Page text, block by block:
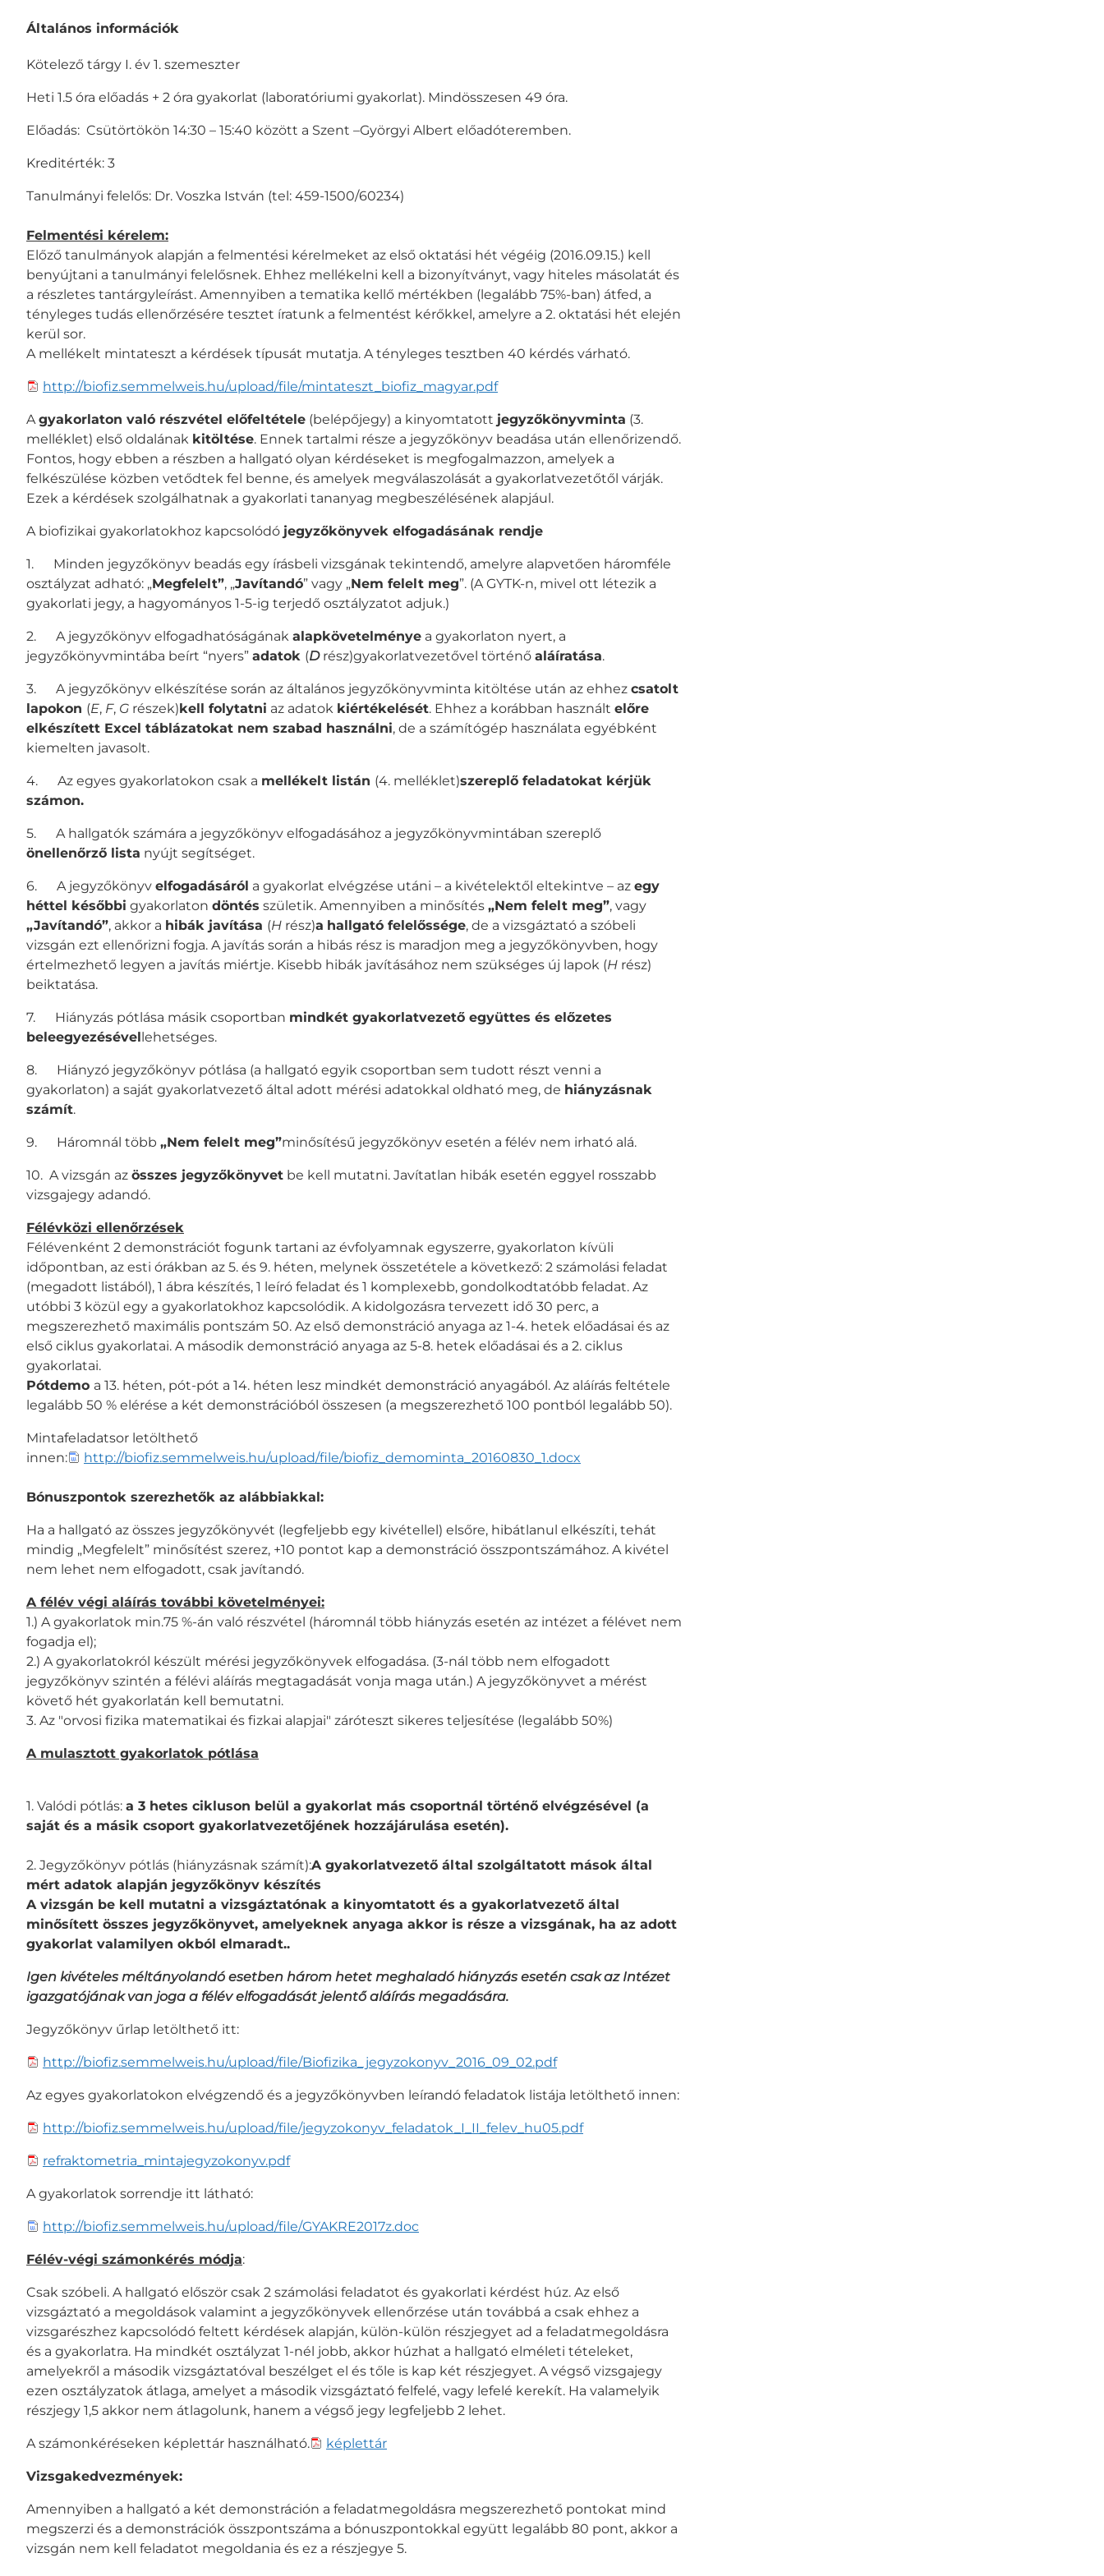
L
e
r
á
s
Általános információk
Kötelező tárgy I. év 1. szemeszter
Heti 1.5 óra előadás + 2 óra gyakorlat (laboratóriumi gyakorlat). Mindösszesen 49 óra.
Előadás: Csütörtökön 14:30 – 15:40 között a Szent –Györgyi Albert előadóteremben.
Kreditérték: 3
Tanulmányi felelős: Dr. Voszka István (tel: 459-1500/60234)
Felmentési kérelem:
Előző tanulmányok alapján a felmentési kérelmeket az első oktatási hét végéig (2016.09.15.) kell
benyújtani a tanulmányi felelősnek. Ehhez mellékelni kell a bizonyítványt, vagy hiteles másolatát és
a részletes tantárgyleírást. Amennyiben a tematika kellő mértékben (legalább 75%-ban) átfed, a
tényleges tudás ellenőrzésére tesztet íratunk a felmentést kérőkkel, amelyre a 2. oktatási hét elején
kerül sor.
A mellékelt mintateszt a kérdések típusát mutatja. A tényleges tesztben 40 kérdés várható.
http://biofiz.semmelweis.hu/upload/file/mintateszt_biofiz_magyar.pdf
A gyakorlaton való részvétel előfeltétele (belépőjegy) a kinyomtatott jegyzőkönyvminta (3.
melléklet) első oldalának kitöltése. Ennek tartalmi része a jegyzőkönyv beadása után ellenőrizendő.
Fontos, hogy ebben a részben a hallgató olyan kérdéseket is megfogalmazzon, amelyek a
felkészülése közben vetődtek fel benne, és amelyek megválaszolását a gyakorlatvezetőtől várják.
Ezek a kérdések szolgálhatnak a gyakorlati tananyag megbeszélésének alapjául.
A biofizikai gyakorlatokhoz kapcsolódó jegyzőkönyvek elfogadásának rendje
1. Minden jegyzőkönyv beadás egy írásbeli vizsgának tekintendő, amelyre alapvetően háromféle
osztályzat adható: „Megfelelt”, „Javítandó” vagy „Nem felelt meg”. (A GYTK-n, mivel ott létezik a
gyakorlati jegy, a hagyományos 1-5-ig terjedő osztályzatot adjuk.)
2. A jegyzőkönyv elfogadhatóságának alapkövetelménye a gyakorlaton nyert, a
jegyzőkönyvmintába beírt “nyers” adatok (Drész)gyakorlatvezetővel történő aláíratása.
3. A jegyzőkönyv elkészítése során az általános jegyzőkönyvminta kitöltése után az ehhez csatolt
lapokon (E, F, G részek)kell folytatni az adatok kiértékelését. Ehhez a korábban használt előre
elkészített Excel táblázatokat nem szabad használni, de a számítógép használata egyébként
kiemelten javasolt.
4. Az egyes gyakorlatokon csak a mellékelt listán (4. melléklet)szereplő feladatokat kérjük
számon.
5. A hallgatók számára a jegyzőkönyv elfogadásához a jegyzőkönyvmintában szereplő
önellenőrző lista nyújt segítséget.
6. A jegyzőkönyv elfogadásáról a gyakorlat elvégzése utáni – a kivételektől eltekintve – az egy
héttel későbbi gyakorlaton döntés születik. Amennyiben a minősítés „Nem felelt meg”, vagy
„Javítandó”, akkor a hibák javítása (H rész)a hallgató felelőssége, de a vizsgáztató a szóbeli
vizsgán ezt ellenőrizni fogja. A javítás során a hibás rész is maradjon meg a jegyzőkönyvben, hogy
értelmezhető legyen a javítás miértje. Kisebb hibák javításához nem szükséges új lapok (H rész)
beiktatása.
7. Hiányzás pótlása másik csoportban mindkét gyakorlatvezető együttes és előzetes
beleegyezésévellehetséges.
8. Hiányzó jegyzőkönyv pótlása (a hallgató egyik csoportban sem tudott részt venni a
gyakorlaton) a saját gyakorlatvezető által adott mérési adatokkal oldható meg, de hiányzásnak
számít.
9. Háromnál több „Nem felelt meg”minősítésű jegyzőkönyv esetén a félév nem irható alá.
10. A vizsgán az összes jegyzőkönyvet be kell mutatni. Javítatlan hibák esetén eggyel rosszabb
vizsgajegy adandó.
Félévközi ellenőrzések
Félévenként 2 demonstrációt fogunk tartani az évfolyamnak egyszerre, gyakorlaton kívüli
időpontban, az esti órákban az 5. és 9. héten, melynek összetétele a következő: 2 számolási feladat
(megadott listából), 1 ábra készítés, 1 leíró feladat és 1 komplexebb, gondolkodtatóbb feladat. Az
utóbbi 3 közül egy a gyakorlatokhoz kapcsolódik. A kidolgozásra tervezett idő 30 perc, a
megszerezhető maximális pontszám 50. Az első demonstráció anyaga az 1-4. hetek előadásai és az
első ciklus gyakorlatai. A második demonstráció anyaga az 5-8. hetek előadásai és a 2. ciklus
gyakorlatai.
Pótdemo a 13. héten, pót-pót a 14. héten lesz mindkét demonstráció anyagából. Az aláírás feltétele
legalább 50 % elérése a két demonstrációból összesen (a megszerezhető 100 pontból legalább 50).
Mintafeladatsor letölthető
innen:
http://biofiz.semmelweis.hu/upload/file/biofiz_demominta_20160830_1.docx
Bónuszpontok szerezhetők az alábbiakkal:
Ha a hallgató az összes jegyzőkönyvét (legfeljebb egy kivétellel) elsőre, hibátlanul elkészíti, tehát
mindig „Megfelelt” minősítést szerez, +10 pontot kap a demonstráció összpontszámához. A kivétel
nem lehet nem elfogadott, csak javítandó.
A félév végi aláírás további követelményei:
1.) A gyakorlatok min.75 %-án való részvétel (háromnál több hiányzás esetén az intézet a félévet nem
fogadja el);
2.) A gyakorlatokról készült mérési jegyzőkönyvek elfogadása. (3-nál több nem elfogadott
jegyzőkönyv szintén a félévi aláírás megtagadását vonja maga után.) A jegyzőkönyvet a mérést
követő hét gyakorlatán kell bemutatni.
3. Az "orvosi fizika matematikai és fizkai alapjai" záróteszt sikeres teljesítése (legalább 50%)
A mulasztott gyakorlatok pótlása
1. Valódi pótlás: a 3 hetes cikluson belül a gyakorlat más csoportnál történő elvégzésével (a
saját és a másik csoport gyakorlatvezetőjének hozzájárulása esetén).
2. Jegyzőkönyv pótlás (hiányzásnak számít):A gyakorlatvezető által szolgáltatott mások által
mért adatok alapján jegyzőkönyv készítés
A vizsgán be kell mutatni a vizsgáztatónak a kinyomtatott és a gyakorlatvezető által
minősített összes jegyzőkönyvet, amelyeknek anyaga akkor is része a vizsgának, ha az adott
gyakorlat valamilyen okból elmaradt..
Igen kivételes méltányolandó esetben három hetet meghaladó hiányzás esetén csak az Intézet
igazgatójának van joga a félév elfogadását jelentő aláírás megadására.
Jegyzőkönyv űrlap letölthető itt:
http://biofiz.semmelweis.hu/upload/file/Biofizika_jegyzokonyv_2016_09_02.pdf
Az egyes gyakorlatokon elvégzendő és a jegyzőkönyvben leírandó feladatok listája letölthető innen:
http://biofiz.semmelweis.hu/upload/file/jegyzokonyv_feladatok_I_II_felev_hu05.pdf
refraktometria_mintajegyzokonyv.pdf
A gyakorlatok sorrendje itt látható:
http://biofiz.semmelweis.hu/upload/file/GYAKRE2017z.doc
Félév-végi számonkérés módja:
Csak szóbeli. A hallgató először csak 2 számolási feladatot és gyakorlati kérdést húz. Az első
vizsgáztató a megoldások valamint a jegyzőkönyvek ellenőrzése után továbbá a csak ehhez a
vizsgarészhez kapcsolódó feltett kérdések alapján, külön-külön részjegyet ad a feladatmegoldásra
és a gyakorlatra. Ha mindkét osztályzat 1-nél jobb, akkor húzhat a hallgató elméleti tételeket,
amelyekről a második vizsgáztatóval beszélget el és tőle is kap két részjegyet. A végső vizsgajegy
ezen osztályzatok átlaga, amelyet a második vizsgáztató felfelé, vagy lefelé kerekít. Ha valamelyik
részjegy 1,5 akkor nem átlagolunk, hanem a végső jegy legfeljebb 2 lehet.
A számonkéréseken képlettár használható. képlettár
Vizsgakedvezmények:
Amennyiben a hallgató a két demonstráción a feladatmegoldásra megszerezhető pontokat mind
megszerzi és a demonstrációk összpontszáma a bónuszpontokkal együtt legalább 80 pont, akkor a
vizsgán nem kell feladatot megoldania és ez a részjegye 5.